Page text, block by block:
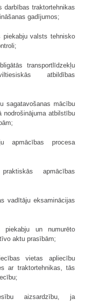
darbības traktortehnikas
gadījumos;
piekabju valsts tehnisko
transportlīdzekļu
atbildības
sagatavošanas mācību
atbilstību
apmācības procesa
apmācības
vadītāju eksaminācijas
piekabju un numurēto
aktu prasībām;
vietas apliecību
ar traktortehnikas, tās
aizsardzību, ja